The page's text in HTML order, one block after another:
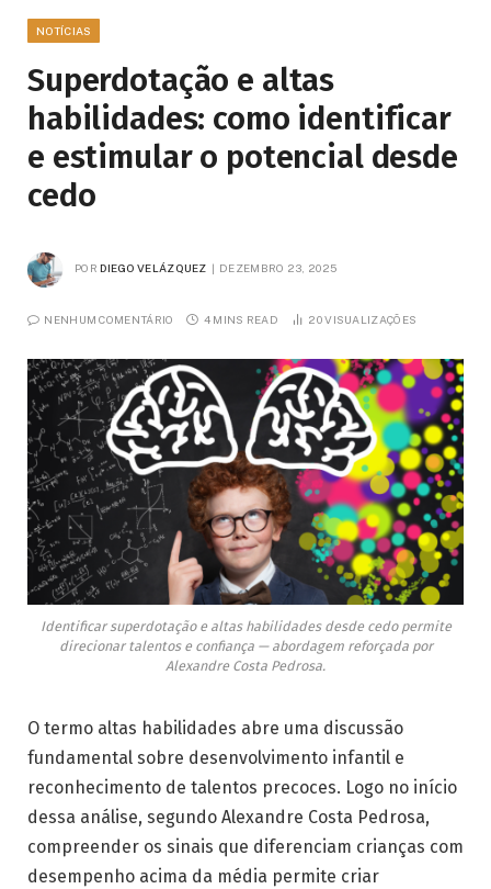
NOTÍCIAS
Superdotação e altas
habilidades: como identificar
e estimular o potencial desde
cedo
POR DIEGO VELÁZQUEZ DEZEMBRO 23, 2025
NENHUM COMENTÁRIO 4 MINS READ 20VISUALIZAÇÕES
Identificar superdotação e altas habilidades desde cedo permite
direcionar talentos e confiança — abordagem reforçada por
Alexandre Costa Pedrosa.
O termo altas habilidades abre uma discussão
fundamental sobre desenvolvimento infantil e
reconhecimento de talentos precoces. Logo no início
dessa análise, segundo Alexandre Costa Pedrosa,
compreender os sinais que diferenciam crianças com
desempenho acima da média permite criar